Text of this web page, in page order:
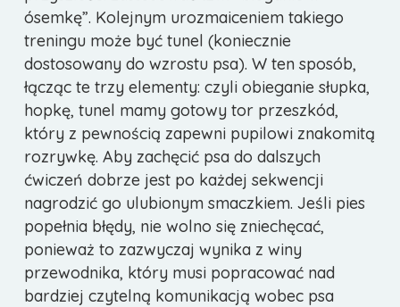
ósemkę”. Kolejnym urozmaiceniem takiego
treningu może być tunel (koniecznie
dostosowany do wzrostu psa). W ten sposób,
łącząc te trzy elementy: czyli obieganie słupka,
hopkę, tunel mamy gotowy tor przeszkód,
który z pewnością zapewni pupilowi znakomitą
rozrywkę. Aby zachęcić psa do dalszych
ćwiczeń dobrze jest po każdej sekwencji
nagrodzić go ulubionym smaczkiem. Jeśli pies
popełnia błędy, nie wolno się zniechęcać,
ponieważ to zazwyczaj wynika z winy
przewodnika, który musi popracować nad
bardziej czytelną komunikacją wobec psa